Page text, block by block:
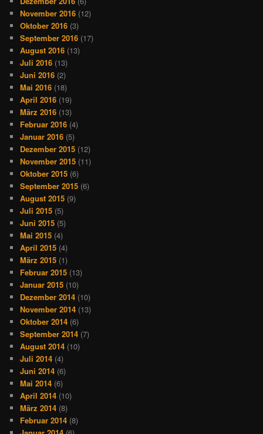
November 2016 (12)
Oktober 2016 (3)
September 2016 (17)
August 2016 (13)
Juli 2016 (13)
Juni 2016 (2)
Mai 2016 (18)
April 2016 (19)
März 2016 (13)
Februar 2016 (4)
Januar 2016 (5)
Dezember 2015 (12)
November 2015 (11)
Oktober 2015 (6)
September 2015 (6)
August 2015 (9)
Juli 2015 (5)
Juni 2015 (5)
Mai 2015 (4)
April 2015 (4)
März 2015 (1)
Februar 2015 (13)
Januar 2015 (10)
Dezember 2014 (10)
November 2014 (13)
Oktober 2014 (6)
September 2014 (7)
August 2014 (10)
Juli 2014 (4)
Juni 2014 (6)
Mai 2014 (6)
April 2014 (10)
März 2014 (8)
Februar 2014 (8)